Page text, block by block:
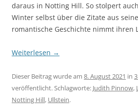
daraus in Notting Hill. So stolpert
Winter selbst über die Zitate aus
romantische Geschichte nimmt ihren
Weiterlesen →
Dieser Beitrag wurde am 8. August 2021 in
veröffentlicht. Schlagworte: Judith Pinnow,
Notting Hill, Ullstein.